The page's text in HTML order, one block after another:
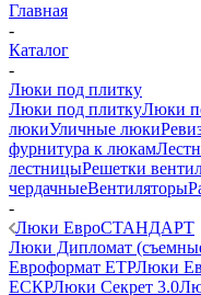
Главная
-
Каталог
-
Люки под плитку
Люки под плиткуЛюки
люкиУличные люки
фурнитура к люкам
лестницыРешетки
чердачныеВентиляторы
-
Люки ЕвроСТАНДАРТ
Люки Дипломат
Евроформат ЕТРЛюки
ЕСКРЛюки Секрет 3.0